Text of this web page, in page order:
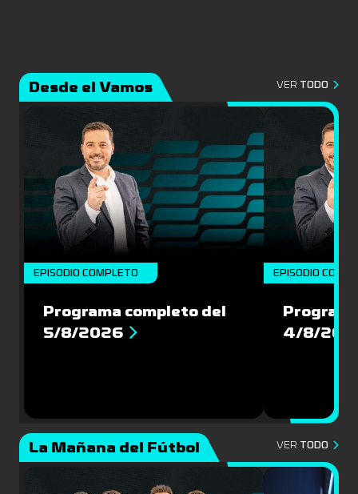
Desde el Vamos VER TODO
EPISODIO COMPLETO
Programa completo del
5/8/2026
EPISODIO
4/8/
La Mañana del Fútbol VER TODO